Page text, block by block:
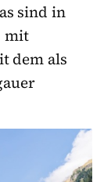
sind in
mit
dem als